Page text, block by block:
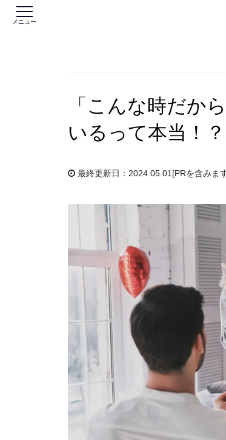
メニュー
「こんな時だか
いるって本当！？
最終更新日：2024.05.01 [PRを含みま